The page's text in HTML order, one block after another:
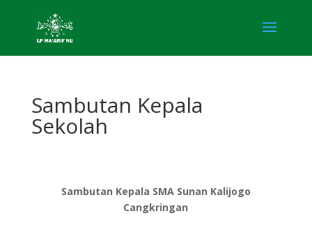
Sambutan Kepala
Sekolah
Sambutan Kepala SMA Sunan Kalijogo
Cangkringan